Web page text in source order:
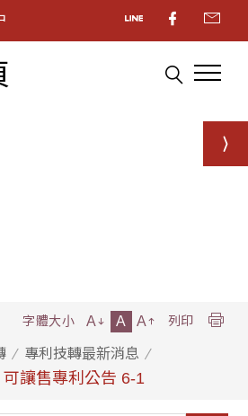
專利技轉最新消息
讓售專利公告 6-1
字體大小 A A A 列印